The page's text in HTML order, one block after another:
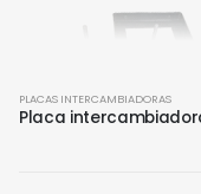
PLACAS INTERCAMBIADORAS
Placa